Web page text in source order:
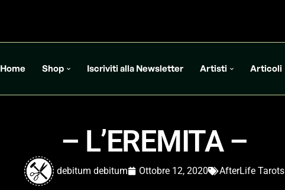
Home Shop Iscriviti alla Newsletter Artisti Articoli
– L’EREMITA –
debitum debitum Ottobre 12, 2020 AfterLife Tarots